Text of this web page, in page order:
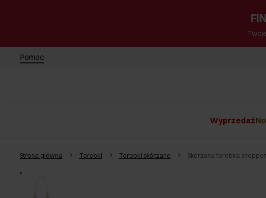
Pomoc
Wyprzedaż
Strona główna Torebki Torebki skórzane Skórzana torebka